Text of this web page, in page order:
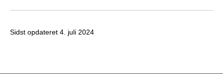
Sidst opdateret 4. juli 2024